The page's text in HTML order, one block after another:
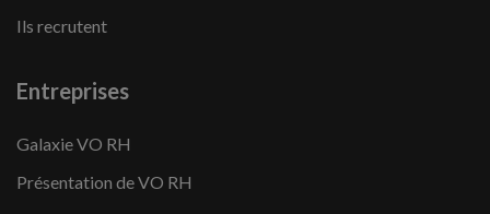
Ils recrutent
Entreprises
Galaxie VO RH
Présentation de VO RH